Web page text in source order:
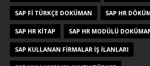
SAP FI TÜRKÇE DOKÜMAN SAP HR
SAP HR KITAP SAP HR MODÜLÜ
SAP KULLANAN FIRMALAR IŞ ILANLARI